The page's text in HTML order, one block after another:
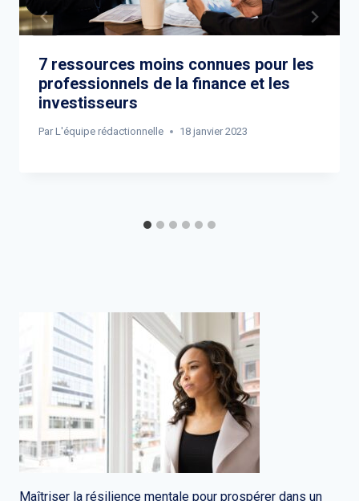
7 ressources moins connues pour les
professionnels de la finance et les
investisseurs
Par L'équipe rédactionnelle 18 janvier 2023
Maîtriser la résilience mentale pour prospérer dans un